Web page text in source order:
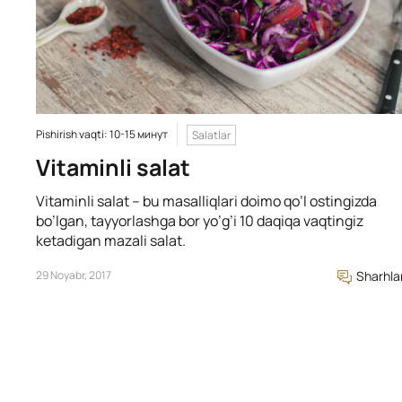
Pishirish vaqti: 10-15 минут Salatlar
Vitaminli salat
Vitaminli salat – bu masalliqlari doimo qo’l ostingizda
bo’lgan, tayyorlashga bor yo’g’i 10 daqiqa vaqtingiz
ketadigan mazali salat.
29 Noyabr, 2017